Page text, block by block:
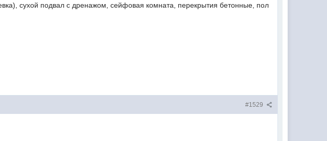
сухой подвал с дренажом, сейфовая комната, перекрытия бетонные, пол
#1529